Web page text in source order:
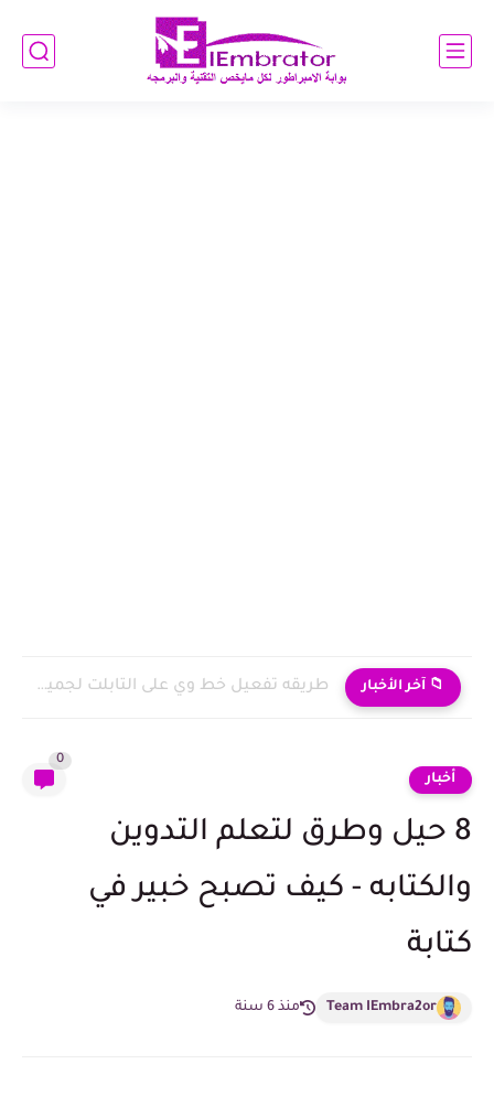
📁 آخر الأخبار طريقه تفعيل خط وي على التابلت لجميع طلاب الثانويه العامه...
أخبار
0
8 حيل وطرق لتعلم التدوين
والكتابه - كيف تصبح خبير في
كتابة
Team IEmbra2or منذ 6 سنة